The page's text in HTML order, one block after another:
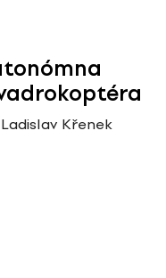
Ladislav Křenek